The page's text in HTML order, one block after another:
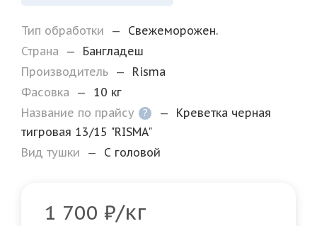
Тип обработки —
Свежеморожен.
Страна
—
Бангладеш
Производитель —
Risma
Фасовка
—
10 кг
Название по прайсу
? —
Креветка черная
тигровая 13/15 "RISMA"
Вид тушки
— С головой
1 700 ₽/кг